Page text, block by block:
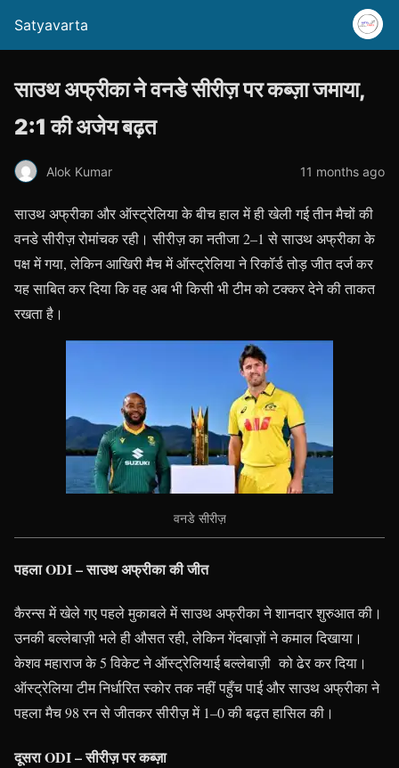
Satyavarta
साउथ अफ्रीका ने वनडे सीरीज़ पर कब्ज़ा जमाया,
2:1 की अजेय बढ़त
Alok Kumar 11 months ago
साउथ अफ्रीका और ऑस्ट्रेलिया के बीच हाल में ही खेली गई तीन मैचों की
वनडे सीरीज़ रोमांचक रही। सीरीज़ का नतीजा 2–1 से साउथ अफ्रीका के
पक्ष में गया, लेकिन आखिरी मैच में ऑस्ट्रेलिया ने रिकॉर्ड तोड़ जीत दर्ज कर
यह साबित कर दिया कि वह अब भी किसी भी टीम को टक्कर देने की ताकत
रखता है।
वनडे सीरीज़
पहला ODI – साउथ अफ्रीका की जीत
कैरन्स में खेले गए पहले मुकाबले में साउथ अफ्रीका ने शानदार शुरुआत की।
उनकी बल्लेबाज़ी भले ही औसत रही, लेकिन गेंदबाज़ों ने कमाल दिखाया।
केशव महाराज के 5 विकेट ने ऑस्ट्रेलियाई बल्लेबाज़ी को ढेर कर दिया।
ऑस्ट्रेलिया टीम निर्धारित स्कोर तक नहीं पहुँच पाई और साउथ अफ्रीका ने
पहला मैच 98 रन से जीतकर सीरीज़ में 1–0 की बढ़त हासिल की।
दूसरा ODI – सीरीज़ पर कब्ज़ा